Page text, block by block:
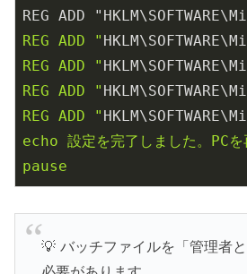
REG ADD
REG ADD "
REG ADD "
REG ADD "
REG ADD "
echo 設定を完了しました。PCを
💡 バッチファイルを「管理者